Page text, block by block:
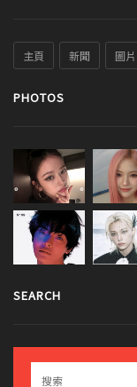
主頁 新聞 圖片
PHOTOS
SEARCH